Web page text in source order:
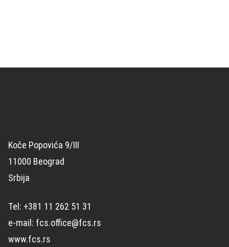
Koče Popovića 9/III
11000 Beograd
Srbija
Tel: +381 11 262 51 31
e-mail: fcs.office@fcs.rs
www.fcs.rs